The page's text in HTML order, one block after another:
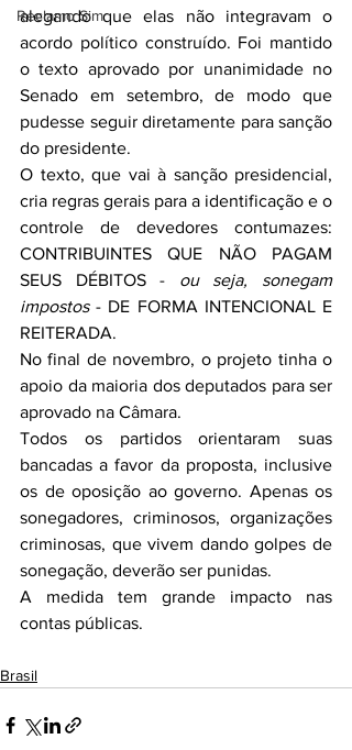
Reclamo Sim
alegando que elas não integravam o
acordo político construído. Foi mantido
o texto aprovado por unanimidade no
Senado em setembro, de modo que
pudesse seguir diretamente para sanção
do presidente.
O texto, que vai à sanção presidencial,
cria regras gerais para a identificação e o
controle de devedores contumazes:
CONTRIBUINTES QUE NÃO PAGAM
SEUS DÉBITOS - ou seja, sonegam
impostos - DE FORMA INTENCIONAL E
REITERADA.
No final de novembro, o projeto tinha o
apoio da maioria dos deputados para ser
aprovado na Câmara.
Todos os partidos orientaram suas
bancadas a favor da proposta, inclusive
os de oposição ao governo. Apenas os
sonegadores, criminosos, organizações
criminosas, que vivem dando golpes de
sonegação, deverão ser punidas.
A medida tem grande impacto nas
contas públicas.
Brasil